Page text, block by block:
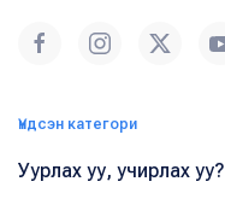
Үндсэн категори
Уурлах уу, учирлах уу?